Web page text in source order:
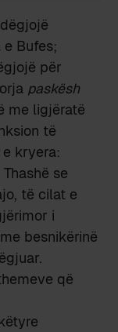
Bufes;
për
paskësh
me ligjëratë
të
kryera:
se
të cilat e
i
besnikërinë
që